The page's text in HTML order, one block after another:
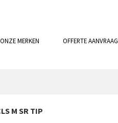
ONZE MERKEN OFFERTE AANVRAAG
M SR TIP